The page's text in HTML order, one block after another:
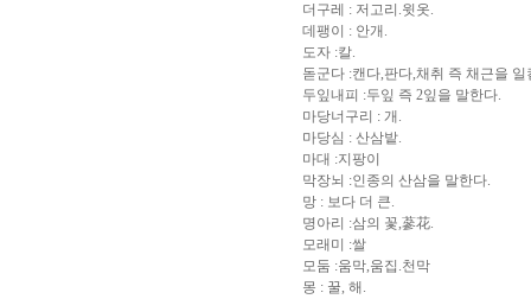
더구레 : 저고리.윗옷.
데팽이 : 안개.
도자 :칼.
돋군다 :캔다,판다,채취 즉 채근을 일
두잎내피 :두잎 즉 2잎을 말한다.
마당너구리 : 개.
마당심 : 산삼밭.
마대 :지팡이
막장뇌 :인종의 산삼을 말한다.
망 : 보다 더 큰.
명아리 :삼의 꽃,蔘花.
모래미 :쌀
모둠 :움막,움집.천막
몽 : 꿀, 해.